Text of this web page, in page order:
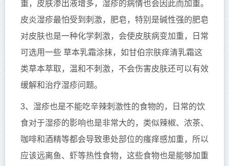
重，皮肤渗出液增多，湿疹的病情也会因此而加重。
皮炎湿疹最怕受到刺激，肥皂，特别是碱性强的肥皂
对皮肤也是一种化学刺激，会使皮肤病变加重，日常
可选用一些 草本乳霜涂抹，如甘伯宗肤痒清乳霜这
类草本萃取，温和不刺激，不会伤害皮肤还可以有效
缓解和治疗湿疹问题。
3、湿疹也是不能吃辛辣刺激性的食物的，日常的饮
食对于湿疹的影响也是非常大的，类似辣椒、浓茶、
咖啡和酒精等都会导致患处部位的瘙痒感加重，所以
应该远离鱼、虾等热性食物，这些食物也是能够加重